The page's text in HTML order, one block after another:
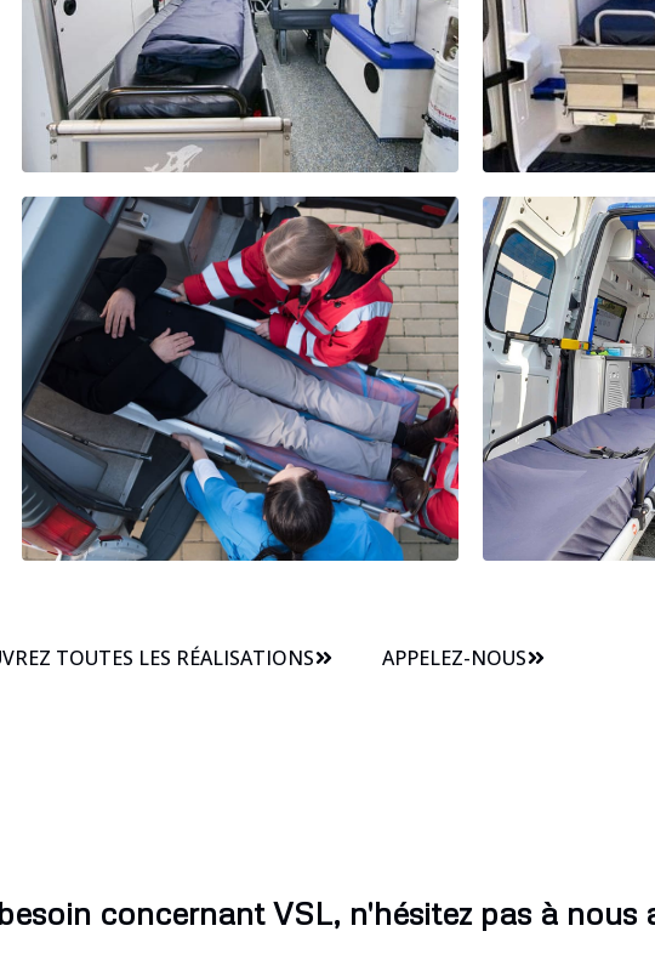
TOUTES LES RÉALISATIONS APPELEZ-NOUS
concernant VSL, n'hésitez pas à nous